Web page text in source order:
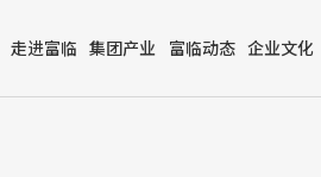
走进富临 集团产业 富临动态 企业文化